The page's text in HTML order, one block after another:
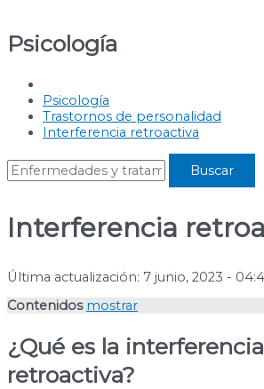
Psicología
Psicología
Trastornos de personalidad
Interferencia retroactiva
Interferencia
Última actualización: 7 junio, 2023 -
Contenidos mostrar
¿Qué es la interferencia
retroactiva?